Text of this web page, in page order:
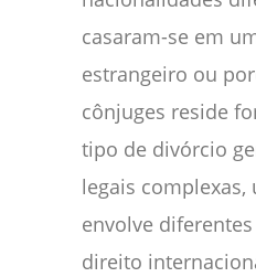
casaram-se em
estrangeiro ou
cônjuges reside
tipo de divórcio
legais complexas,
envolve
direito